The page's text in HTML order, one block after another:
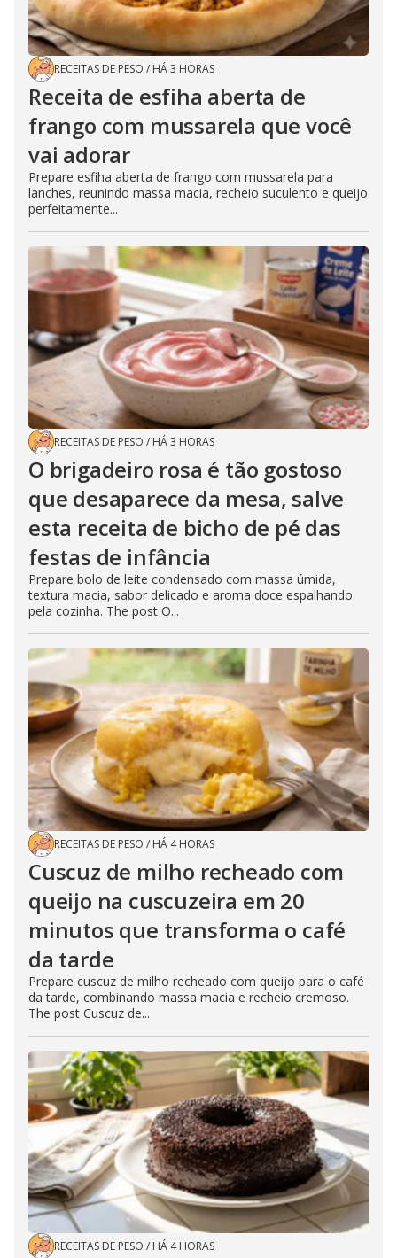
RECEITAS DE PESO / HÁ 3 HORAS
Receita de esfiha aberta de
frango com mussarela que você
vai adorar
Prepare esfiha aberta de frango com mussarela para
lanches, reunindo massa macia, recheio suculento e queijo
perfeitamente...
RECEITAS DE PESO / HÁ 3 HORAS
O brigadeiro rosa é tão gostoso
que desaparece da mesa, salve
esta receita de bicho de pé das
festas de infância
Prepare bolo de leite condensado com massa úmida,
textura macia, sabor delicado e aroma doce espalhando
pela cozinha. The post O...
RECEITAS DE PESO / HÁ 4 HORAS
Cuscuz de milho recheado com
queijo na cuscuzeira em 20
minutos que transforma o café
da tarde
Prepare cuscuz de milho recheado com queijo para o café
da tarde, combinando massa macia e recheio cremoso.
The post Cuscuz de...
RECEITAS DE PESO / HÁ 4 HORAS